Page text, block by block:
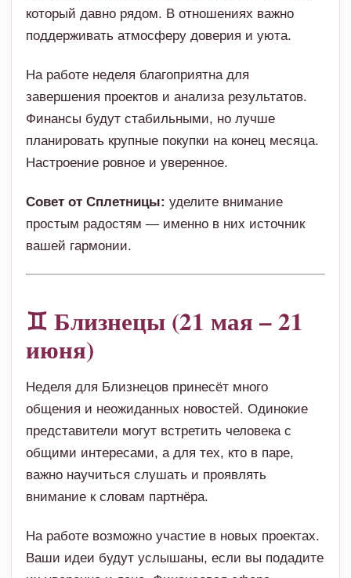
который давно рядом. В отношениях важно
поддерживать атмосферу доверия и уюта.
На работе неделя благоприятна для
завершения проектов и анализа результатов.
Финансы будут стабильными, но лучше
планировать крупные покупки на конец месяца.
Настроение ровное и уверенное.
Совет от Сплетницы: уделите внимание
простым радостям — именно в них источник
вашей гармонии.
♊ Близнецы (21 мая – 21
июня)
Неделя для Близнецов принесёт много
общения и неожиданных новостей. Одинокие
представители могут встретить человека с
общими интересами, а для тех, кто в паре,
важно научиться слушать и проявлять
внимание к словам партнёра.
На работе возможно участие в новых проектах.
Ваши идеи будут услышаны, если вы подадите